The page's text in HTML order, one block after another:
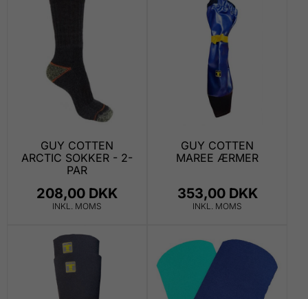
GUY COTTEN
ARCTIC SOKKER - 2-
PAR
208,00 DKK
INKL. MOMS
GUY COTTEN
MAREE ÆRMER
353,00 DKK
INKL. MOMS